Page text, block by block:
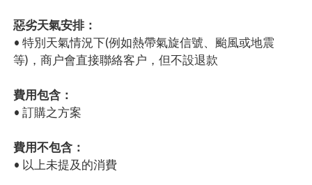
惡劣天氣安排：
• 特別天氣情況下(例如熱帶氣旋信號、颱風或地震
等)，商户會直接聯絡客户，但不設退款
費用包含：
• 訂購之方案
費用不包含：
• 以上未提及的消費